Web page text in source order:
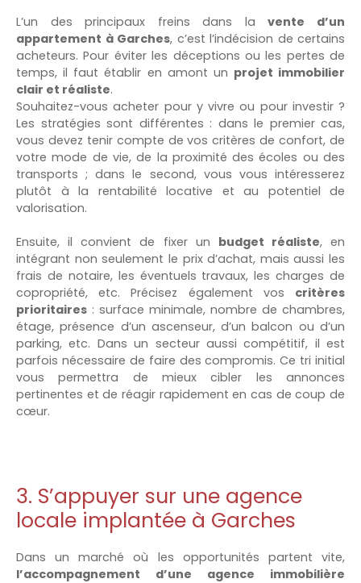
L’un des principaux freins dans lavente d’un
appartement à Garches, c’est l’indécision de certains
acheteurs. Pour éviter les déceptions ou les pertes de
temps, il faut établir en amont un projet immobilier
clair et réaliste.
Souhaitez-vous acheter pour y vivre ou pour investir ?
Les stratégies sont différentes : dans le premier cas,
vous devez tenir compte de vos critères de confort, de
votre mode de vie, de la proximité des écoles ou des
transports ; dans le second, vous vous intéresserez
plutôt à la rentabilité locative et au potentiel de
valorisation.
Ensuite, il convient de fixer un budget réaliste, en
intégrant non seulement le prix d’achat, mais aussi les
frais de notaire, les éventuels travaux, les charges de
copropriété, etc. Précisez également vos critères
prioritaires : surface minimale, nombre de chambres,
étage, présence d’un ascenseur, d’un balcon ou d’un
parking, etc. Dans un secteur aussi compétitif, il est
parfois nécessaire de faire des compromis. Ce tri initial
vous permettra de mieux cibler les annonces
pertinentes et de réagir rapidement en cas de coup de
cœur.
3. S’appuyer sur une agence
locale implantée à Garches
Dans un marché où les opportunités partent vite,
l’accompagnement d’une agence immobilière